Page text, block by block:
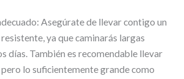
Asegúrate de llevar contigo un
ya que caminarás largas
días. También es recomendable llevar
lo suficientemente grande como